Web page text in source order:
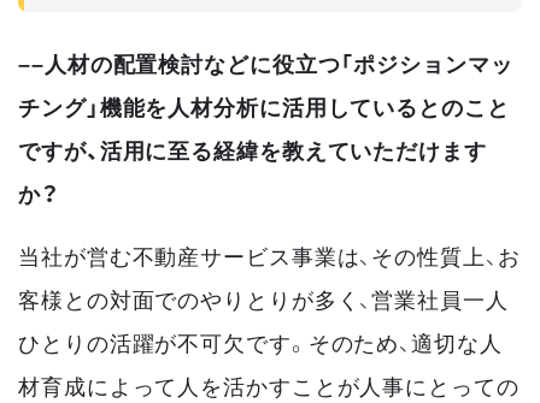
––人材の配置検討などに役立つ「ポジションマッ
チング」機能を人材分析に活用しているとのこと
ですが、活用に至る経緯を教えていただけます
か？
当社が営む不動産サービス事業は、その性質上、お
客様との対面でのやりとりが多く、営業社員一人
ひとりの活躍が不可欠です。そのため、適切な人
材育成によって人を活かすことが人事にとっての